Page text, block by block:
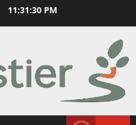
11:31:32 PM